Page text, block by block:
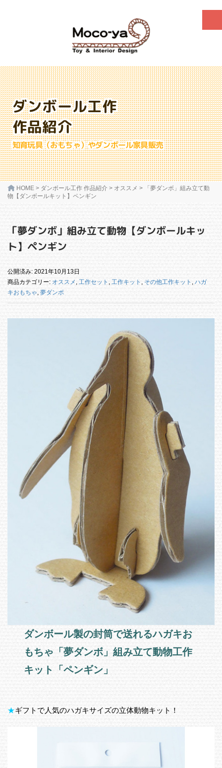
ダンボール工作
作品紹介
知育玩具（おもちゃ）やダンボール家具販売
HOME > ダンボール工作 作品紹介 > オススメ >
「夢ダンボ」組み立て動
物【ダンボールキット】ペンギン
「夢ダンボ」組み立て動物【ダンボールキッ
ト】ペンギン
公開済み: 2021年10月13日
商品カテゴリー: オススメ , 工作セット , 工作キット , その他工作キット , ハガ
キおもちゃ, 夢ダンボ
ダンボール製の封筒で送れるハガキお
もちゃ「夢ダンボ」組み立て動物工作
キット「ペンギン」
★ギフトで人気のハガキサイズの立体動物キット！